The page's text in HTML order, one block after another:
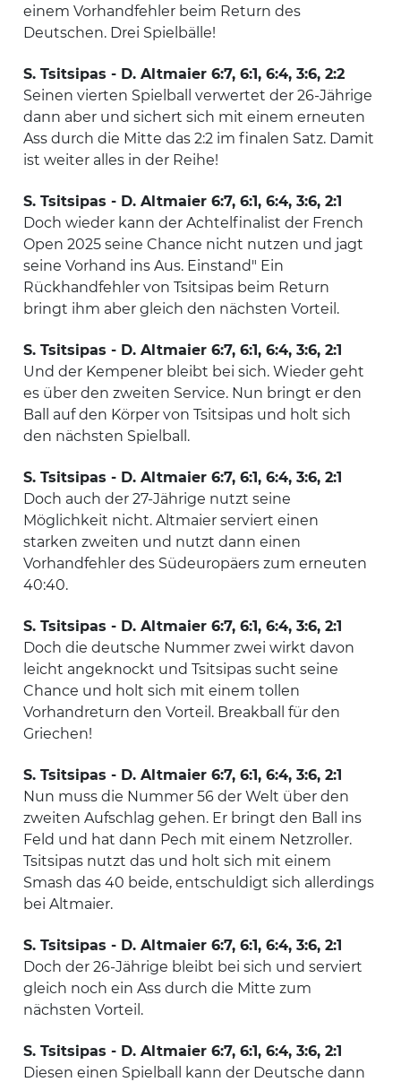
einem Vorhandfehler beim Return des
Deutschen. Drei Spielbälle!
S. Tsitsipas - D. Altmaier 6:7, 6:1, 6:4, 3:6, 2:2
Seinen vierten Spielball verwertet der 26-Jährige
dann aber und sichert sich mit einem erneuten
Ass durch die Mitte das 2:2 im finalen Satz. Damit
ist weiter alles in der Reihe!
S. Tsitsipas - D. Altmaier 6:7, 6:1, 6:4, 3:6, 2:1
Doch wieder kann der Achtelfinalist der French
Open 2025 seine Chance nicht nutzen und jagt
seine Vorhand ins Aus. Einstand" Ein
Rückhandfehler von Tsitsipas beim Return
bringt ihm aber gleich den nächsten Vorteil.
S. Tsitsipas - D. Altmaier 6:7, 6:1, 6:4, 3:6, 2:1
Und der Kempener bleibt bei sich. Wieder geht
es über den zweiten Service. Nun bringt er den
Ball auf den Körper von Tsitsipas und holt sich
den nächsten Spielball.
S. Tsitsipas - D. Altmaier 6:7, 6:1, 6:4, 3:6, 2:1
Doch auch der 27-Jährige nutzt seine
Möglichkeit nicht. Altmaier serviert einen
starken zweiten und nutzt dann einen
Vorhandfehler des Südeuropäers zum erneuten
40:40.
S. Tsitsipas - D. Altmaier 6:7, 6:1, 6:4, 3:6, 2:1
Doch die deutsche Nummer zwei wirkt davon
leicht angeknockt und Tsitsipas sucht seine
Chance und holt sich mit einem tollen
Vorhandreturn den Vorteil. Breakball für den
Griechen!
S. Tsitsipas - D. Altmaier 6:7, 6:1, 6:4, 3:6, 2:1
Nun muss die Nummer 56 der Welt über den
zweiten Aufschlag gehen. Er bringt den Ball ins
Feld und hat dann Pech mit einem Netzroller.
Tsitsipas nutzt das und holt sich mit einem
Smash das 40 beide, entschuldigt sich allerdings
bei Altmaier.
S. Tsitsipas - D. Altmaier 6:7, 6:1, 6:4, 3:6, 2:1
Doch der 26-Jährige bleibt bei sich und serviert
gleich noch ein Ass durch die Mitte zum
nächsten Vorteil.
S. Tsitsipas - D. Altmaier 6:7, 6:1, 6:4, 3:6, 2:1
Diesen einen Spielball kann der Deutsche dann